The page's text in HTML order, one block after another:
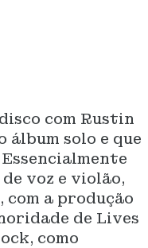
com Rustin
solo e que
voz e violão,
com a produção
de Lives
como